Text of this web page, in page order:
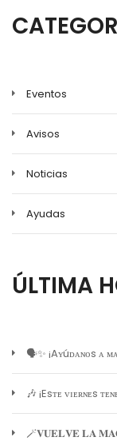
Eventos
Avisos
Noticias
Ayudas
ÚLTIMA
🗣️✨ ¡Aʏúᴅᴀɴᴏs ᴀ
🎶 ¡Esᴛᴇ ᴠɪᴇʀɴᴇs
🪄𝐕𝐔𝐄𝐋𝐕𝐄 𝐋𝐀